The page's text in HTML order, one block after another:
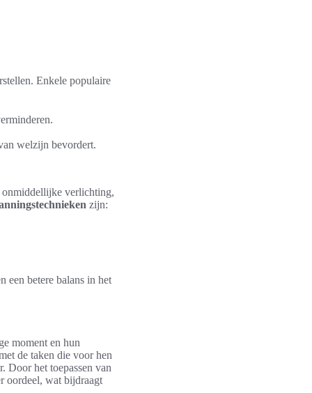
Enkele populaire
welzijn bevordert.
onmiddellijke verlichting,
zijn:
een betere balans in het
moment en hun
de taken die voor hen
Door het toepassen van
oordeel, wat bijdraagt